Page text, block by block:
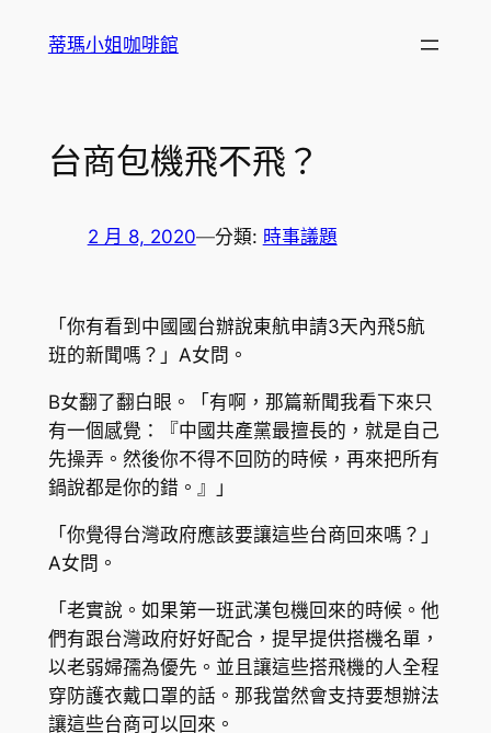
蒂瑪小姐咖啡館
台商包機飛不飛？
2 月 8, 2020—分類: 時事議題
「你有看到中國國台辦說東航申請3天內飛5航
班的新聞嗎？」A女問。
B女翻了翻白眼。「有啊，那篇新聞我看下來只
有一個感覺：『中國共產黨最擅長的，就是自己
先操弄。然後你不得不回防的時候，再來把所有
鍋說都是你的錯。』」
「你覺得台灣政府應該要讓這些台商回來嗎？」
A女問。
「老實說。如果第一班武漢包機回來的時候。他
們有跟台灣政府好好配合，提早提供搭機名單，
以老弱婦孺為優先。並且讓這些搭飛機的人全程
穿防護衣戴口罩的話。那我當然會支持要想辦法
讓這些台商可以回來。